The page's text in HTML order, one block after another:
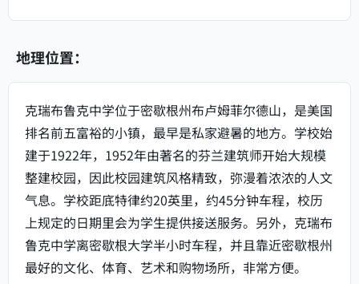
地理位置：
克瑞布鲁克中学位于密歇根州布卢姆菲尔德山，是美国
排名前五富裕的小镇，最早是私家避暑的地方。学校始
建于1922年，1952年由著名的芬兰建筑师开始大规模
整建校园，因此校园建筑风格精致，弥漫着浓浓的人文
气息。学校距底特律约20英里，约45分钟车程，校历
上规定的日期里会为学生提供接送服务。另外，克瑞布
鲁克中学离密歇根大学半小时车程，并且靠近密歇根州
最好的文化、体育、艺术和购物场所，非常方便。